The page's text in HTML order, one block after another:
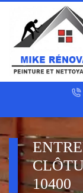
10400